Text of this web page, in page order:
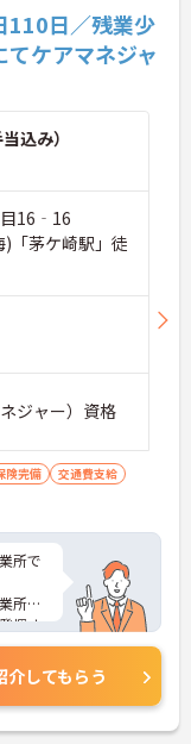
110日／残業少
ケアマネジャ
込み）
目16‐16
)「茅ケ崎駅」徒
ジャー）資格
険完備
交通費支給
所で
所」
揮す
在籍
ださ
介してもらう